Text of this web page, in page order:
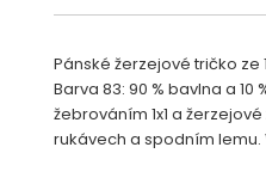
Pánské žerzejové tričko ze
Barva 83: 90 % bavlna a 10
žebrováním 1x1 a
rukávech a spodním lemu.